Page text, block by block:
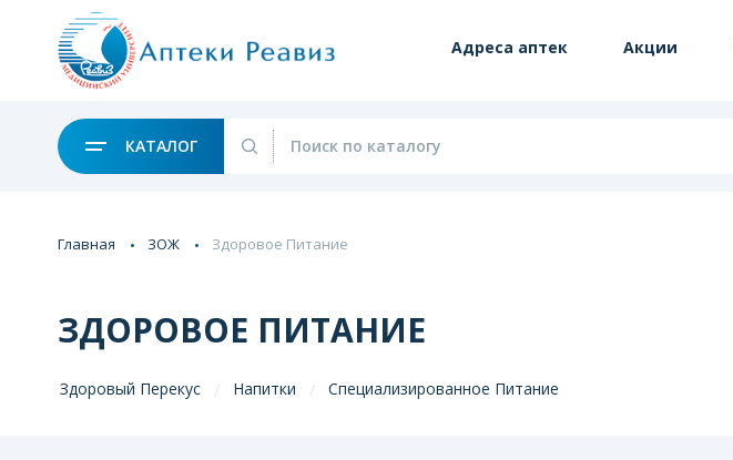
Адреса аптек Акции
КАТАЛОГ
Главная ЗОЖ Здоровое Питание
ЗДОРОВОЕ ПИТАНИЕ
Здоровый Перекус Напитки Специализированное Питание